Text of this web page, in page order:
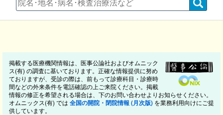
掲載する医療機関情報は、医事公論社およびオムニック
ス(有) の調査に基いております。正確な情報提供に努め
ておりますが、受診の際は、前もって診療科目・診療時
間などの外来条件を電話確認の上ご来院ください。掲載
情報の修正を希望される場合は、下のお問い合わせよりお知らせください。
オムニックス(有) では 全国の開院・閉院情報 (月次版) を業務利用向けにご提
供しています。